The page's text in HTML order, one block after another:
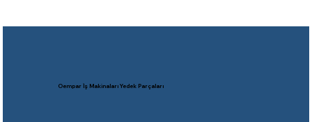
Oempar İş Makinaları Yedek Parçaları